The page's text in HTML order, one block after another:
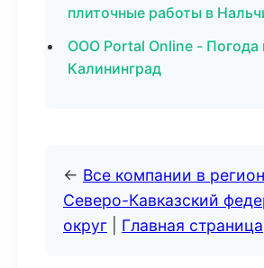
плиточные работы в
ООО Portal Online - Погода
Калининград
← Все компании в
Северо-Кавказский
округ
Главная страница